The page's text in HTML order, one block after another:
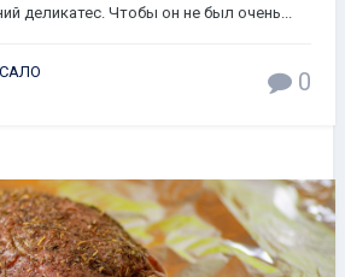
деликатес. Чтобы он не был очень...
САЛО
0